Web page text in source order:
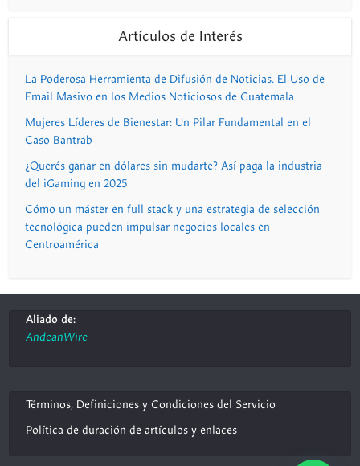
Artículos de Interés
La Poderosa Herramienta de Difusión de Noticias. El Uso de
Email Masivo en los Medios Noticiosos de Guatemala
Mujeres Líderes de Bienestar: Un Pilar Fundamental en el
Caso Bantrab
¿Querés ganar en dólares sin mudarte? Así paga la industria
del iGaming en 2025
Cómo un máster en full stack y una estrategia de selección
tecnológica pueden impulsar negocios locales en
Centroamérica
Aliado de:
AndeanWire
Términos, Definiciones y Condiciones del Servicio
Política de duración de artículos y enlaces